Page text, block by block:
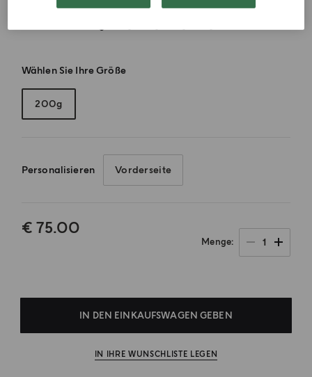
Wählen Sie Ihre Größe
200g
Personalisieren Vorderseite
€ 75.00
Menge 1
IN DEN EINKAUFSWAGEN GEBEN
IN IHRE WUNSCHLISTE LEGEN